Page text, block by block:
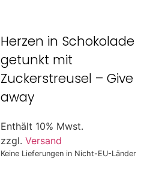
Herzen in Schokolade
getunkt mit
Zuckerstreusel – Give
away
Enthält 10% Mwst.
zzgl. Versand
Keine Lieferungen in Nicht-EU-Länder